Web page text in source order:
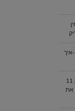
איך
איך להתגבר על הפחד| 11
את